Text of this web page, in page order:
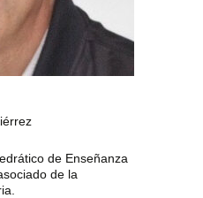
de Enseñanza
de la